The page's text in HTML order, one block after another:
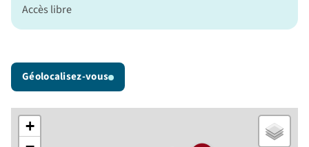
Accès libre
Géolocalisez-vous
+